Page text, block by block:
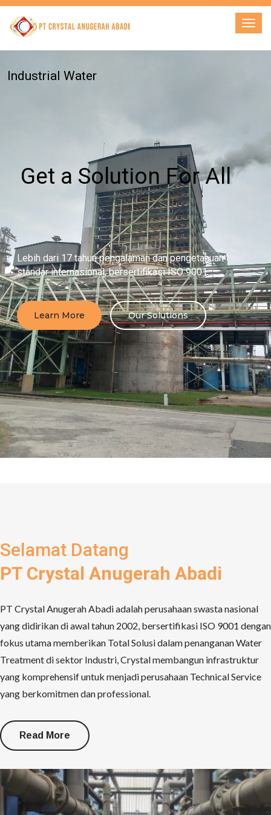
Lebih dari 17 tahun pengalaman dan pengetahuan
standar internasional, bersertifikasi ISO 9001
Learn More Our Solutions
Selamat Datang
PT Crystal Anugerah Abadi
PT Crystal Anugerah Abadi adalah perusahaan swasta nasional
yang didirikan di awal tahun 2002, bersertifikasi ISO 9001 dengan
fokus utama memberikan Total Solusi dalam penanganan Water
Treatment di sektor Industri, Crystal membangun infrastruktur
yang komprehensif untuk menjadi perusahaan Technical Service
yang berkomitmen dan professional.
Read More